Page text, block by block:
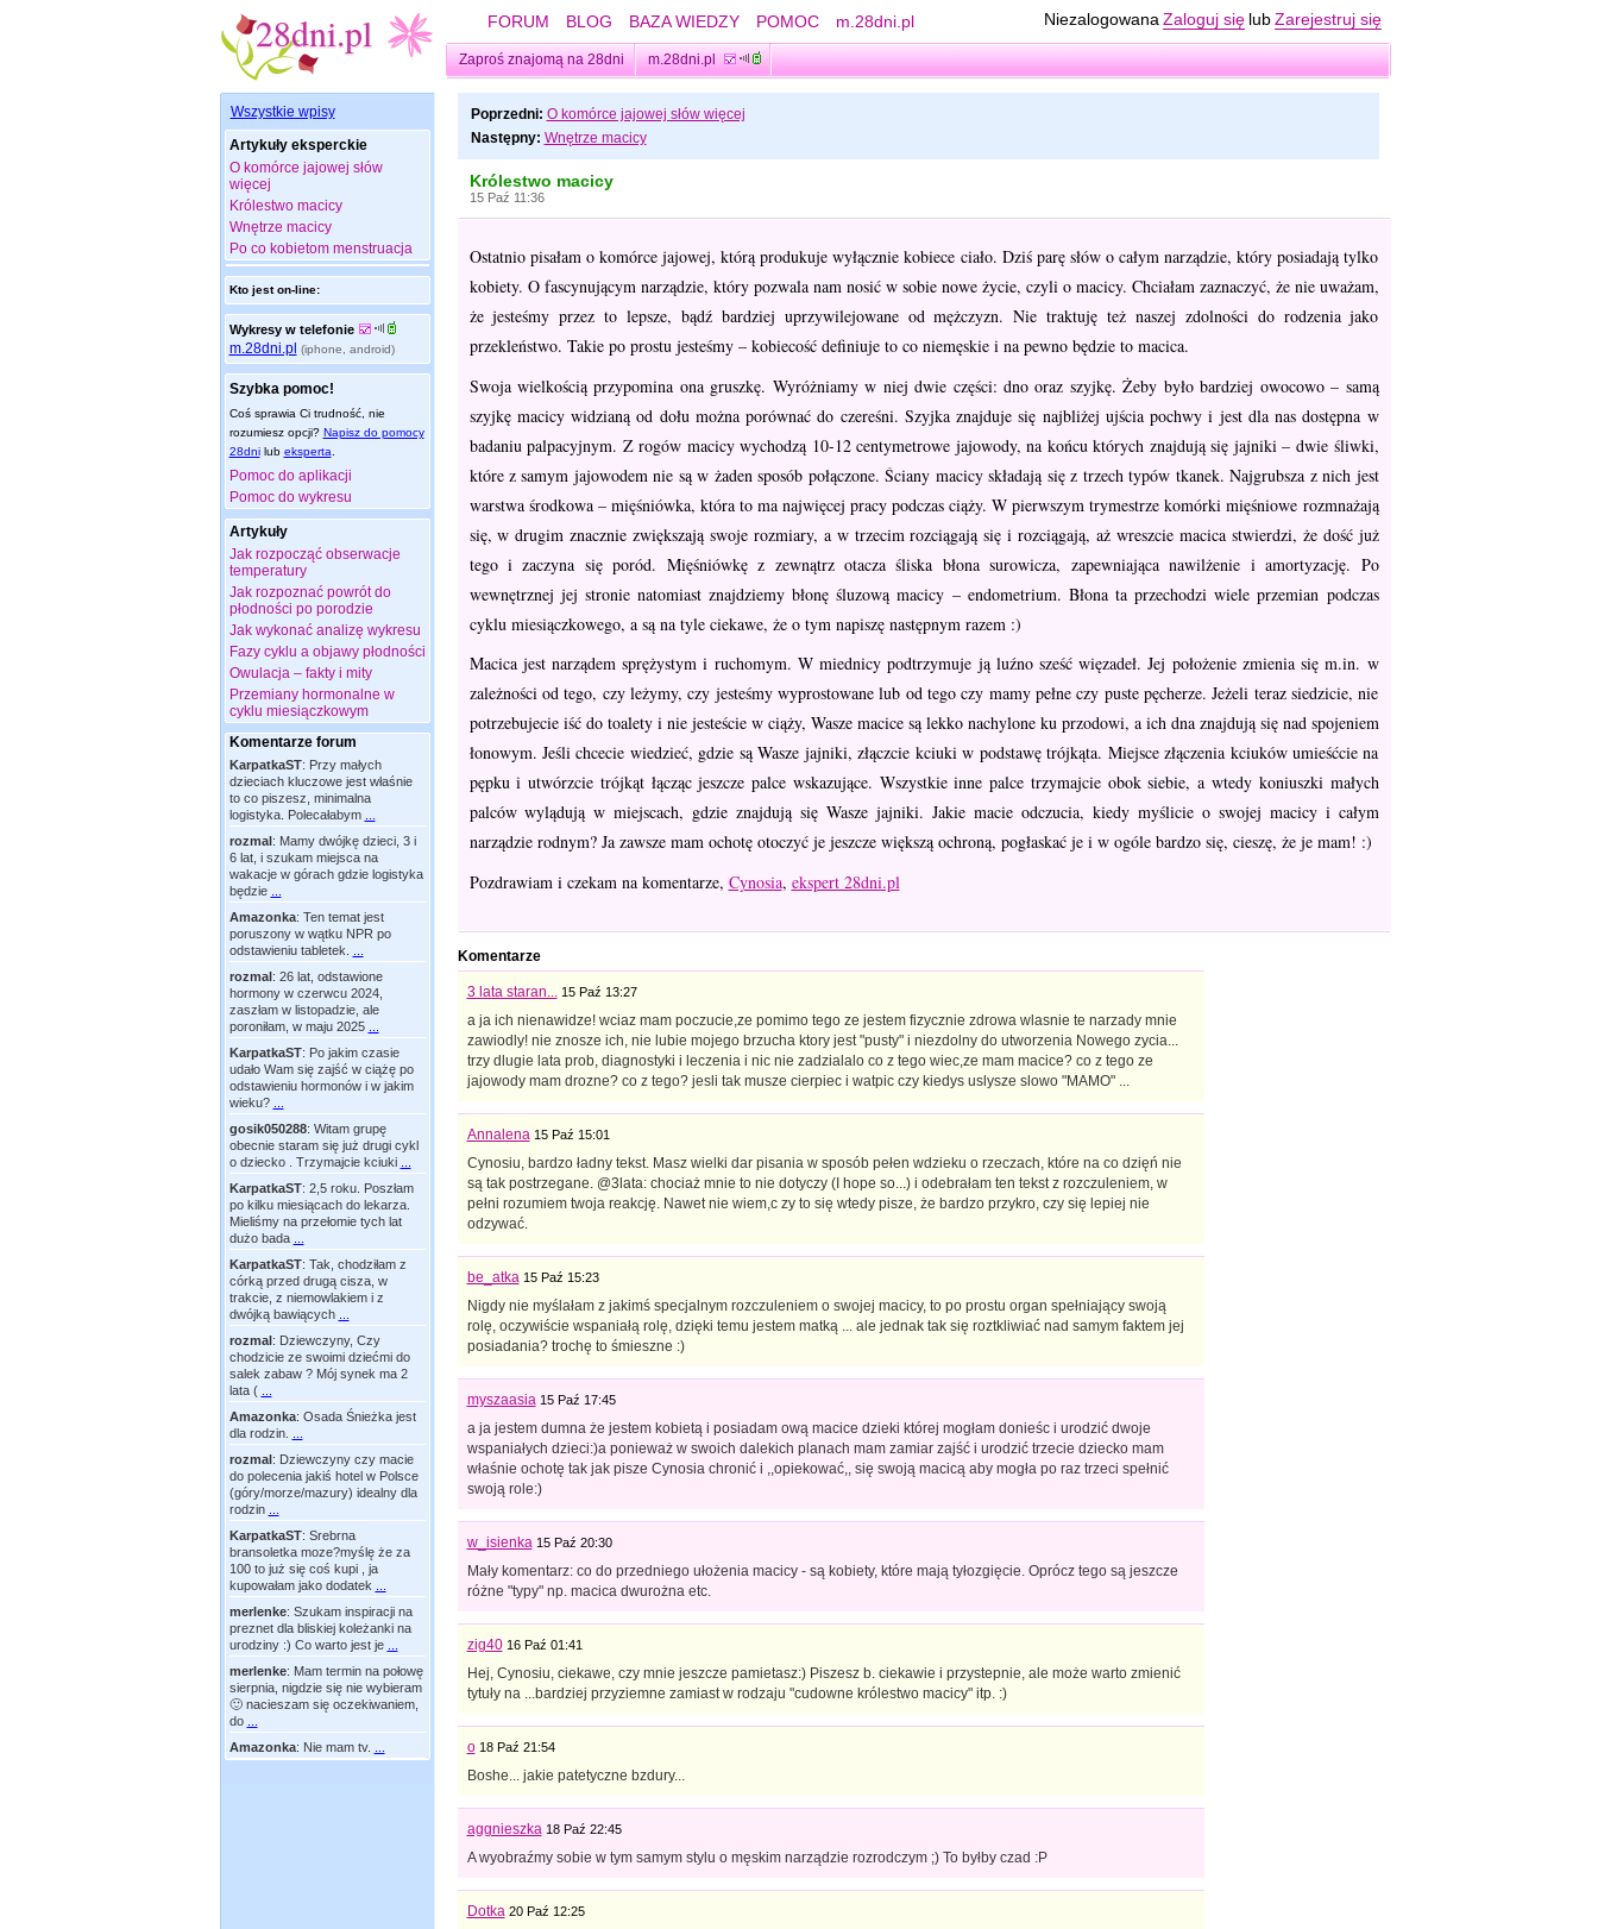
FORUM BLOG BAZA WIEDZY POMOC m.28dni.pl Niezalogowana Zaloguj się lub Zarejestruj się
Zaproś znajomą na 28dni m.28dni.pl
Wszystkie wpisy
Artykuły eksperckie
O komórce jajowej słów
więcej
Królestwo macicy
Wnętrze macicy
Po co kobietom menstruacja
Kto jest on-line:
Wykresy w telefonie
m.28dni.pl (iphone, android)
Szybka pomoc!
Coś sprawia Ci trudność, nie
rozumiesz opcji? Napisz do pomocy
28dnilub eksperta
Pomoc do aplikacji
Pomoc do wykresu
Artykuły
Jak rozpocząć obserwacje
temperatury
Jak rozpoznać powrót do
płodności po porodzie
Jak wykonać analizę wykresu
Fazy cyklu a objawy płodności
Owulacja – fakty i mity
Przemiany hormonalne w
cyklu miesiączkowym
Komentarze forum
KarpatkaST: Przy małych
dzieciach kluczowe jest właśnie
to co piszesz, minimalna
logistyka. Polecałabym
rozmal: Mamy dwójkę dzieci, 3 i
6 lat, i szukam miejsca na
wakacje w górach gdzie logistyka
będzie
Amazonka: Ten temat jest
poruszony w wątku NPR po
odstawieniu tabletek.
rozmal: 26 lat, odstawione
hormony w czerwcu 2024,
zaszłam w listopadzie, ale
poroniłam, w maju 2025
KarpatkaST: Po jakim czasie
udało Wam się zajść w ciążę po
odstawieniu hormonów i w jakim
wieku?
gosik050288: Witam grupę
obecnie staram się już drugi cykl
o dziecko . Trzymajcie kciuki
KarpatkaST: 2,5 roku. Poszłam
po kilku miesiącach do lekarza.
Mieliśmy na przełomie tych lat
dużo bada
KarpatkaST: Tak, chodziłam z
córką przed drugą cisza, w
trakcie, z niemowlakiem i z
dwójką bawiących
rozmal: Dziewczyny, Czy
chodzicie ze swoimi dziećmi do
salek zabaw ? Mój synek ma 2
lata (
Amazonka: Osada Śnieżka jest
dla rodzin.
rozmal: Dziewczyny czy macie
do polecenia jakiś hotel w Polsce
(góry/morze/mazury) idealny dla
rodzin
KarpatkaST: Srebrna
bransoletka moze?myślę że za
100 to już się coś kupi , ja
kupowałam jako dodatek
merlenke: Szukam inspiracji na
preznet dla bliskiej koleżanki na
urodziny :) Co warto jest je
merlenke: Mam termin na połowę
sierpnia, nigdzie się nie wybieram
🙂 nacieszam się oczekiwaniem,
do
Amazonka: Nie mam tv.
Poprzedni: O komórce jajowej słów więcej
Następny: Wnętrze macicy
Królestwo macicy
15 Paź 11:36
Ostatnio pisałam o komórce jajowej, którą produkuje wyłącznie kobiece ciało. Dziś parę słów o całym narządzie, który posiadają tylko
kobiety. O fascynującym narządzie, który pozwala nam nosić w sobie nowe życie, czyli o macicy. Chciałam zaznaczyć, że nie uważam,
że jesteśmy przez to lepsze, bądź bardziej uprzywilejowane od mężczyzn. Nie traktuję też naszej zdolności do rodzenia jako
przekleństwo. Takie po prostu jesteśmy – kobiecość definiuje to co niemęskie i na pewno będzie to macica.
Swoja wielkością przypomina ona gruszkę. Wyróżniamy w niej dwie części: dno oraz szyjkę. Żeby było bardziej owocowo – samą
szyjkę macicy widzianą od dołu można porównać do czereśni. Szyjka znajduje się najbliżej ujścia pochwy i jest dla nas dostępna w
badaniu palpacyjnym. Z rogów macicy wychodzą 10-12 centymetrowe jajowody, na końcu których znajdują się jajniki – dwie śliwki,
które z samym jajowodem nie są w żaden sposób połączone. Ściany macicy składają się z trzech typów tkanek. Najgrubsza z nich jest
warstwa środkowa – mięśniówka, która to ma najwięcej pracy podczas ciąży. W pierwszym trymestrze komórki mięśniowe rozmnażają
się, w drugim znacznie zwiększają swoje rozmiary, a w trzecim rozciągają się i rozciągają, aż wreszcie macica stwierdzi, że dość już
tego i zaczyna się poród. Mięśniówkę z zewnątrz otacza śliska błona surowicza, zapewniająca nawilżenie i amortyzację. Po
wewnętrznej jej stronie natomiast znajdziemy błonę śluzową macicy – endometrium. Błona ta przechodzi wiele przemian podczas
cyklu miesiączkowego, a są na tyle ciekawe, że o tym napiszę następnym razem :)
Macica jest narządem sprężystym i ruchomym. W miednicy podtrzymuje ją luźno sześć więzadeł. Jej położenie zmienia się m.in. w
zależności od tego, czy leżymy, czy jesteśmy wyprostowane lub od tego czy mamy pełne czy puste pęcherze. Jeżeli teraz siedzicie, nie
potrzebujecie iść do toalety i nie jesteście w ciąży, Wasze macice są lekko nachylone ku przodowi, a ich dna znajdują się nad spojeniem
łonowym. Jeśli chcecie wiedzieć, gdzie są Wasze jajniki, złączcie kciuki w podstawę trójkąta. Miejsce złączenia kciuków umieśćcie na
pępku i utwórzcie trójkąt łącząc jeszcze palce wskazujące. Wszystkie inne palce trzymajcie obok siebie, a wtedy koniuszki małych
palców wylądują w miejscach, gdzie znajdują się Wasze jajniki. Jakie macie odczucia, kiedy myślicie o swojej macicy i całym
narządzie rodnym? Ja zawsze mam ochotę otoczyć je jeszcze większą ochroną, pogłaskać je i w ogóle bardzo się, cieszę, że je mam! :)
Pozdrawiam i czekam na komentarze, Cynosia, ekspert 28dni.pl
Komentarze
3 lata staran... 15 Paź 13:27
a ja ich nienawidze! wciaz mam poczucie,ze pomimo tego ze jestem fizycznie zdrowa wlasnie te narzady mnie
zawiodly! nie znosze ich, nie lubie mojego brzucha ktory jest "pusty" i niezdolny do utworzenia Nowego zycia...
trzy dlugie lata prob, diagnostyki i leczenia i nic nie zadzialalo co z tego wiec,ze mam macice? co z tego ze
jajowody mam drozne? co z tego? jesli tak musze cierpiec i watpic czy kiedys uslysze slowo "MAMO" ...
Annalena 15 Paź 15:01
Cynosiu, bardzo ładny tekst. Masz wielki dar pisania w sposób pełen wdzieku o rzeczach, które na co dzięń nie
są tak postrzegane. @3lata: chociaż mnie to nie dotyczy (I hope so...) i odebrałam ten tekst z rozczuleniem, w
pełni rozumiem twoja reakcję. Nawet nie wiem,c zy to się wtedy pisze, że bardzo przykro, czy się lepiej nie
odzywać.
be_atka 15 Paź 15:23
Nigdy nie myślałam z jakimś specjalnym rozczuleniem o swojej macicy, to po prostu organ spełniający swoją
rolę, oczywiście wspaniałą rolę, dzięki temu jestem matką ... ale jednak tak się roztkliwiać nad samym faktem jej
posiadania? trochę to śmieszne :)
myszaasia 15 Paź 17:45
a ja jestem dumna że jestem kobietą i posiadam ową macice dzieki której mogłam donieśc i urodzić dwoje
wspaniałych dzieci:)a ponieważ w swoich dalekich planach mam zamiar zajść i urodzić trzecie dziecko mam
właśnie ochotę tak jak pisze Cynosia chronić i ,,opiekować,, się swoją macicą aby mogła po raz trzeci spełnić
swoją role:)
w_isienka 15 Paź 20:30
Mały komentarz: co do przedniego ułożenia macicy - są kobiety, które mają tyłozgięcie. Oprócz tego są jeszcze
różne "typy" np. macica dwurożna etc.
zig40 16 Paź 01:41
Hej, Cynosiu, ciekawe, czy mnie jeszcze pamietasz:) Piszesz b. ciekawie i przystepnie, ale może warto zmienić
tytuły na ...bardziej przyziemne zamiast w rodzaju "cudowne królestwo macicy" itp. :)
o 18 Paź 21:54
Boshe... jakie patetyczne bzdury...
aggnieszka 18 Paź 22:45
A wyobraźmy sobie w tym samym stylu o męskim narządzie rozrodczym ;) To byłby czad :P
Dotka 20 Paź 12:25